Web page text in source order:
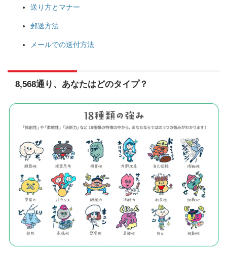
送り方とマナー
郵送方法
メールでの送付方法
8,568通り、あなたはどのタイプ？